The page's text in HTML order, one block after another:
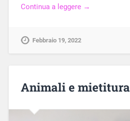
Continua a leggere →
Febbraio 19, 2022
Animali e mietitura